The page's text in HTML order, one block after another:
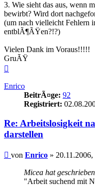
3. Wie sieht das aus, wenn
bewirbt? Wird dort
(um nach vielleicht Fehlern
entblÃ¶ÃŸen?!?)
Vielen Dank im Voraus!!!!!
GruÃŸ
Enrico
BeitrÃ¤ge: 92
Registriert:
Re: Arbeitslosigkeit
darstellen
Beitrag
von Enrico »
Micea hat
"Arbeit suchend mit